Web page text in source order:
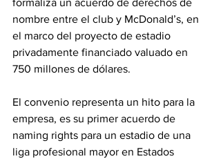
nombre entre el club y McDonald’s, en
el marco del proyecto de estadio
privadamente financiado valuado en
750 millones de dólares.
El convenio representa un hito para la
empresa, es su primer acuerdo de
naming rights para un estadio de una
liga profesional mayor en Estados